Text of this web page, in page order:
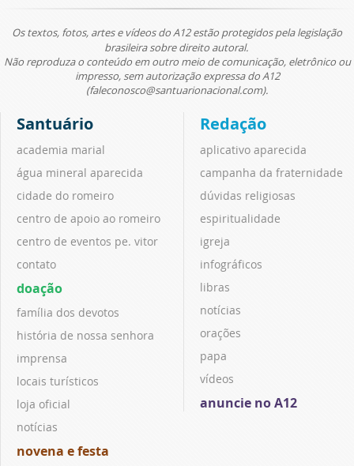
Os textos, fotos, artes e vídeos do A12 estão protegidos pela legislação
brasileira sobre direito autoral.
Não reproduza o conteúdo em outro meio de comunicação, eletrônico ou
impresso, sem autorização expressa do A12
(faleconosco@santuarionacional.com).
Santuário
academia marial
água mineral aparecida
cidade do romeiro
centro de apoio ao romeiro
centro de eventos pe. vitor
contato
doação
família dos devotos
história de nossa senhora
imprensa
locais turísticos
loja oficial
notícias
novena e festa
Redação
aplicativo aparecida
campanha da fraternidade
dúvidas religiosas
espiritualidade
igreja
infográficos
libras
notícias
orações
papa
vídeos
anuncie no A12